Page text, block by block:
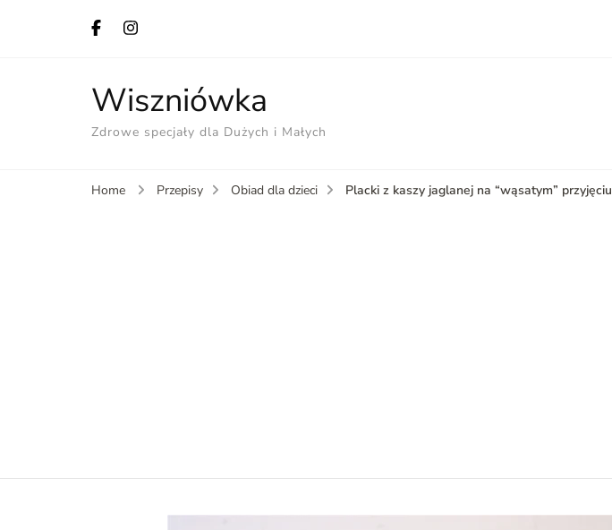
Wiszniówka
Zdrowe specjały dla Dużych i Małych
Home Przepisy Obiad dla dzieci Placki z kaszy jaglanej na “wąsatym” przyjęciu